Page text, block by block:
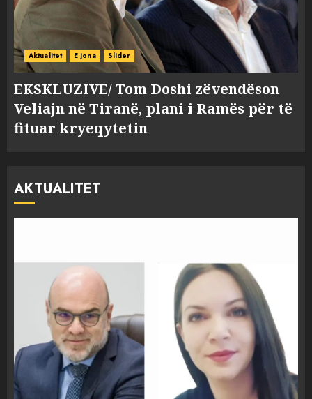
Aktualitet E jona Slider
EKSKLUZIVE/ Tom Doshi zëvendëson
Veliajn në Tiranë, plani i Ramës për të
fituar kryeqytetin
AKTUALITET